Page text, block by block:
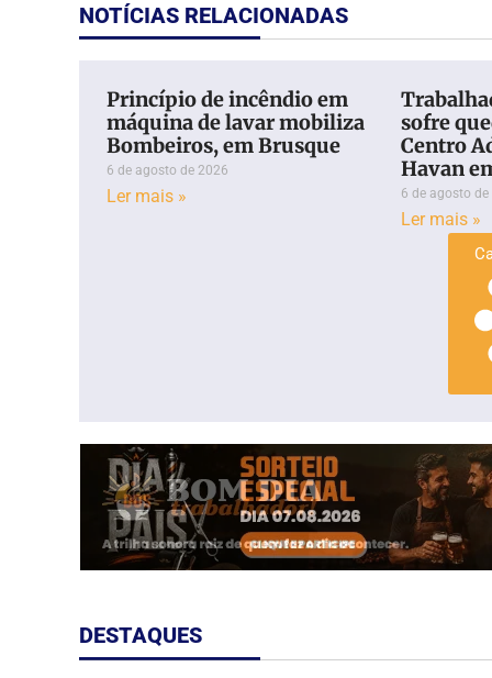
NOTÍCIAS RELACIONADAS
Princípio de incêndio em
máquina de lavar mobiliza
Bombeiros, em Brusque
6 de agosto de 2026
Ler mais »
sofre
Centro
Havan
6 de agosto
Ler mais »
DESTAQUES